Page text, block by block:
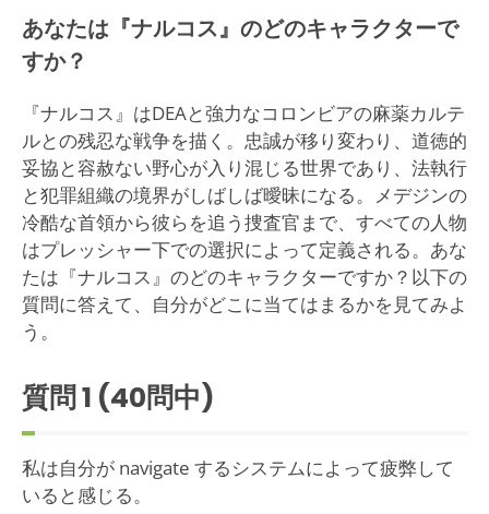
あなたは『ナルコス』のどのキャラクターで
すか？
『ナルコス』はDEAと強力なコロンビアの麻薬カルテ
ルとの残忍な戦争を描く。忠誠が移り変わり、道徳的
妥協と容赦ない野心が入り混じる世界であり、法執行
と犯罪組織の境界がしばしば曖昧になる。メデジンの
冷酷な首領から彼らを追う捜査官まで、すべての人物
はプレッシャー下での選択によって定義される。あな
たは『ナルコス』のどのキャラクターですか？以下の
質問に答えて、自分がどこに当てはまるかを見てみよ
う。
質問1 (40問中)
私は自分が navigate するシステムによって疲弊して
いると感じる。